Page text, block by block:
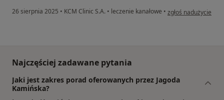
26 sierpnia 2025 • KCM Clinic S.A. • leczenie kanałowe • w opinii
zgłoś nadużycie
Najczęściej zadawane pytania
Jaki jest zakres porad oferowanych przez Jagoda
Kamińska?